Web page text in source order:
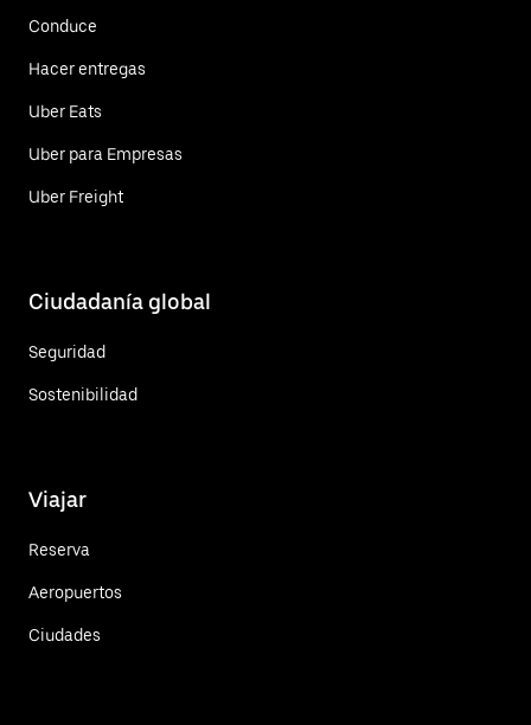
Conduce
Hacer entregas
Uber Eats
Uber para Empresas
Uber Freight
Ciudadanía global
Seguridad
Sostenibilidad
Viajar
Reserva
Aeropuertos
Ciudades